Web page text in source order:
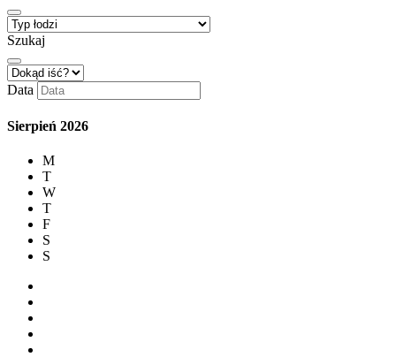
Szukaj
Data
Sierpień 2026
M
T
W
T
F
S
S